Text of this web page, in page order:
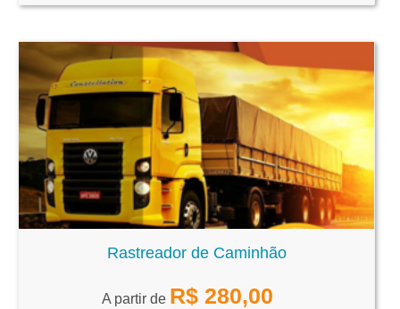
Rastreador de Caminhão
A partir de R$ 280,00